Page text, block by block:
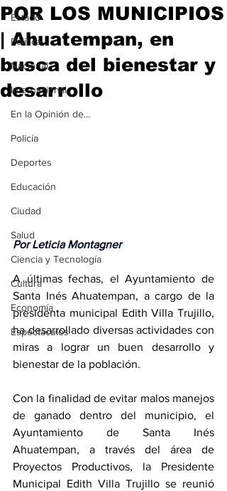
Estado
Política
Nacional
Internacional
En la Opinión de...
Policía
Deportes
Educación
Ciudad
Salud
Ciencia y Tecnología
Cultura
Economía
Espectáculos
POR LOS MUNICIPIOS
| Ahuatempan, en
busca del bienestar y
desarrollo
Por Leticia Montagner
A últimas fechas, el Ayuntamiento de
Santa Inés Ahuatempan, a cargo de la
presidenta municipal Edith Villa Trujillo,
ha desarrollado diversas actividades con
miras a lograr un buen desarrollo y
bienestar de la población.
Con la finalidad de evitar malos manejos
de ganado dentro del municipio, el
Ayuntamiento de Santa Inés
Ahuatempan, a través del área de
Proyectos Productivos, la Presidente
Municipal Edith Villa Trujillo se reunió